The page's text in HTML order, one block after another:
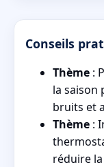
Conseils
Thème :
la saison
bruits et
Thème :
réduire